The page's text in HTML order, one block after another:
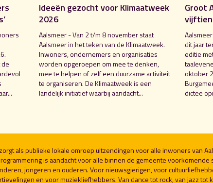
Ideeën gezocht voor Klimaatweek
2026
Aalsmeer - Van 2 t/m 8 november staat
Aalsmeer in het teken van de Klimaatweek.
Inwoners, ondernemers en organisaties
worden opgeroepen om mee te denken,
mee te helpen of zelf een duurzame activiteit
te organiseren. De Klimaatweek is een
landelijk initiatief waarbij aandacht...
Groot
dit jaar
editie
oktober
dictee
als publieke lokale omroep uitzendingen voor alle inwoners van
is aandacht voor alle binnen de gemeente voorkomende
jongeren en ouderen. Voor nieuwsgierigen, voor
en voor muziekliefhebbers. Van dance tot rock, van jazz tot